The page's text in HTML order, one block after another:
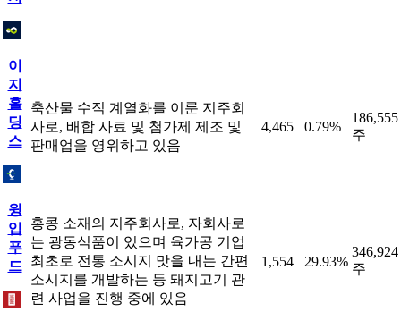
이
지
홀
딩
스
축산물 수직 계열화를 이룬 지주회
사로, 배합 사료 및 첨가제 제조 및
판매업을 영위하고 있음
4,465 0.79%
186,555
주
윙
입
푸
드
홍콩 소재의 지주회사로, 자회사로
는 광동식품이 있으며 육가공 기업
최초로 전통 소시지 맛을 내는 간편
소시지를 개발하는 등 돼지고기 관
련 사업을 진행 중에 있음
1,554 29.93%
346,924
주